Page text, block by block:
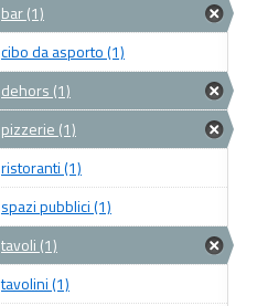
bar (1)
cibo da asporto (1)
dehors (1)
pizzerie (1)
ristoranti (1)
spazi pubblici (1)
tavoli (1)
tavolini (1)